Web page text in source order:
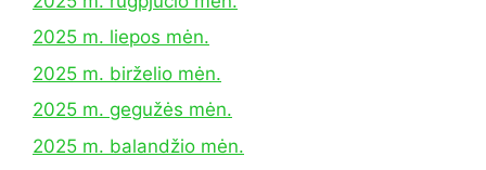
2025 m. liepos mėn.
2025 m. birželio mėn.
2025 m. gegužės mėn.
2025 m. balandžio mėn.